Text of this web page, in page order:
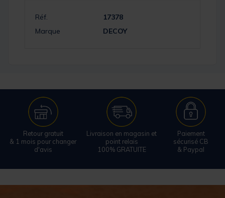
Réf.
17378
Marque
DECOY
Retour gratuit
& 1 mois pour changer
d'avis
Livraison en magasin et
point relais
100% GRATUITE
Paiement
sécurisé CB
& Paypal